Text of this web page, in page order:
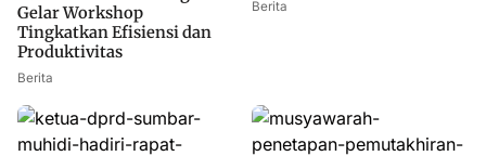
Gelar Workshop
Tingkatkan Efisiensi dan
Produktivitas
Berita
Berita